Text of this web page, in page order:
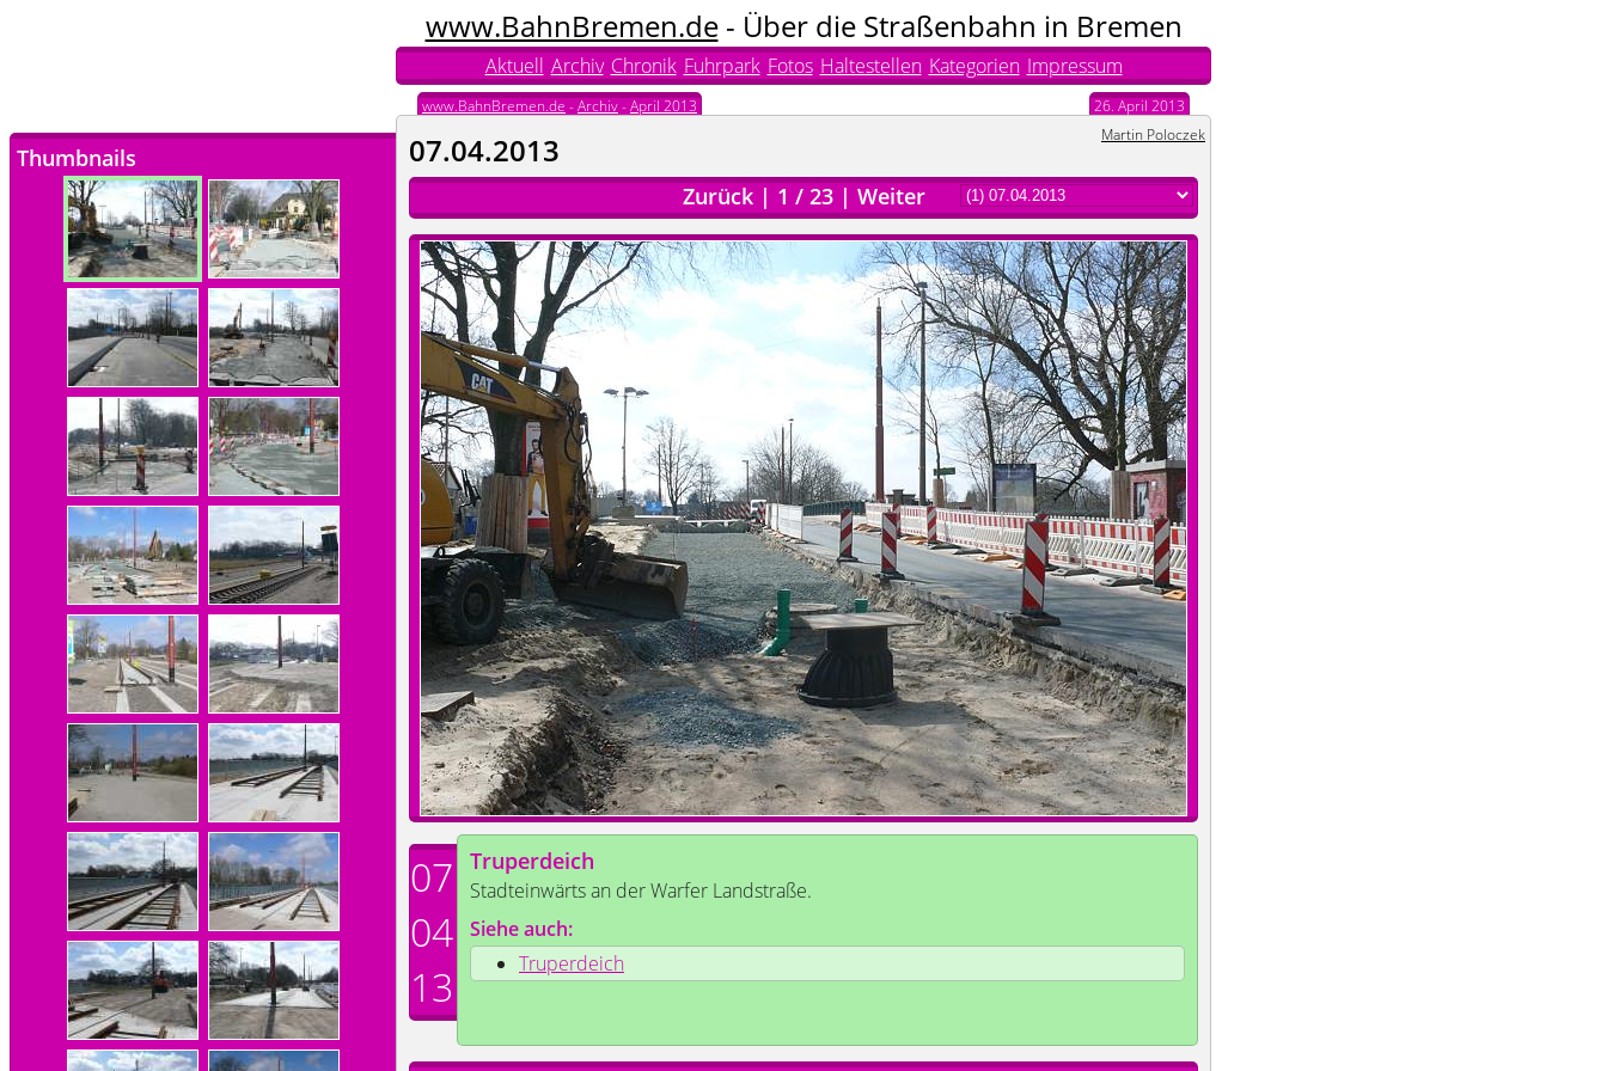
www.BahnBremen.de- Über die Straßenbahn in Bremen
Aktuell Archiv Chronik Fuhrpark Fotos Haltestellen Kategorien Impressum
Thumbnails
www.BahnBremen.de -Archiv-April 2013 26. April 2013
07.04.2013 Martin Poloczek
Zurück | 1 / 23 | Weiter
07
04
13
Truperdeich
Stadteinwärts an der Warfer Landstraße.
Siehe auch:
Truperdeich